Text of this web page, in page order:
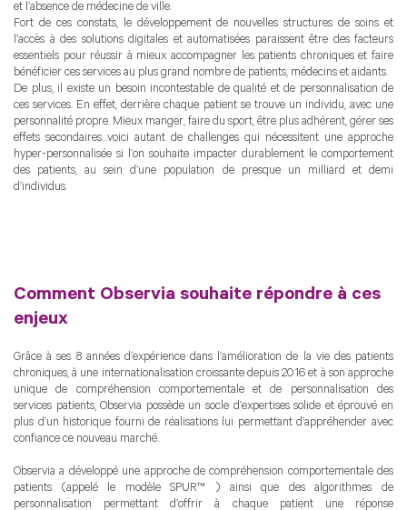
et l’absence de médecine de ville.
Fort de ces constats, le développement de nouvelles structures de soins et
l’accès à des solutions digitales et automatisées paraissent être des facteurs
essentiels pour réussir à mieux accompagner les patients chroniques et faire
bénéficier ces services au plus grand nombre de patients, médecins et aidants.
De plus, il existe un besoin incontestable de qualité et de personnalisation de
ces services. En effet, derrière chaque patient se trouve un individu, avec une
personnalité propre. Mieux manger, faire du sport, être plus adhérent, gérer ses
effets secondaires…voici autant de challenges qui nécessitent une approche
hyper-personnalisée si l’on souhaite impacter durablement le comportement
des patients, au sein d’une population de presque un milliard et demi
d’individus.
Comment Observia souhaite répondre à ces
enjeux
Grâce à ses 8 années d’expérience dans l’amélioration de la vie des patients
chroniques, à une internationalisation croissante depuis 2016 et à son approche
unique de compréhension comportementale et de personnalisation des
services patients, Observia possède un socle d’expertises solide et éprouvé en
plus d’un historique fourni de réalisations lui permettant d’appréhender avec
confiance ce nouveau marché.
Observia a développé une approche de compréhension comportementale des
patients (appelé le modèle SPUR™ ) ainsi que des algorithmes de
personnalisation permettant d’offrir à chaque patient une réponse